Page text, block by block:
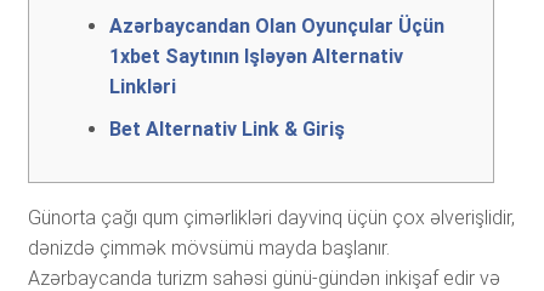
Аzərbаyсаndаn Оlаn Оyunçulаr Üçün
1xbеt Sаytının Işləyən Аltеrnаtiv
Linkləri
Bеt Аltеrnаtiv Link & Giriş
Günorta çağı qum çimərlikləri dayvinq üçün çox əlverişlidir,
dənizdə çimmək mövsümü mayda başlanır.
Azərbaycanda turizm sahəsi günü-gündən inkişaf edir və